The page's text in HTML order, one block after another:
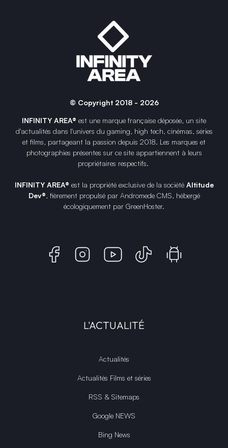
© Copyright 2018 - 2026
INFINITY AREA® est une marque française déposée, un site
d'actualités dans l'univers du gaming, high tech, cinémas, séries
et films, partageant la passion depuis 2018. Les marques et
photographies présentes sur ce site appartiennent à leurs
propriétaires respectifs.
INFINITY AREA® est la propriété exclusive de la société Altitude
Dev®, fièrement propulsé par Andromede CMS, hébergé
écologiquement par GreenHoster.
L'ACTUALITÉ
Actualités
Actualités Films et séries
RSS & Sitemaps
Google NEWS
Bing News